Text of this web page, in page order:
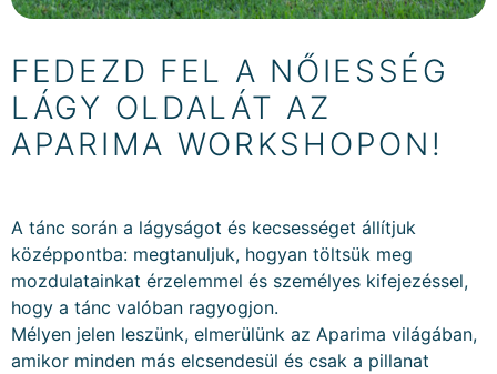
FEDEZD FEL A NŐIESSÉG
LÁGY OLDALÁT AZ
APARIMA WORKSHOPON!
A tánc során a lágyságot és kecsességet állítjuk
középpontba: megtanuljuk, hogyan töltsük meg
mozdulatainkat érzelemmel és személyes kifejezéssel,
hogy a tánc valóban ragyogjon.
Mélyen jelen leszünk, elmerülünk az Aparima világában,
amikor minden más elcsendesül és csak a pillanat